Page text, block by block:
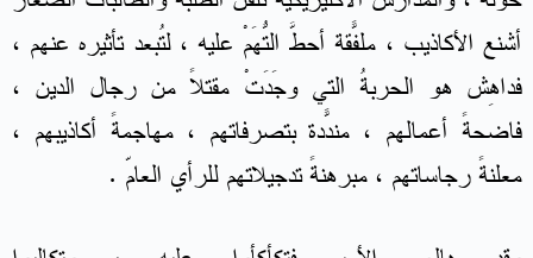
أشنع الأكاذيب ، ملفّقةً أحطَّ التُّهَمْ عليه ، لتُبعد تأثيره عنهم ،
فداهِش هو الحربةُ التي وجَدَتْ مقتلاً من رجال الدين ،
فاضحةً أعمالهم ، مندّدةً بتصرفاتهم ، مهاجمةً أكاذيبهم ،
معلنةً رجاساتهم ، مبرهنةً تدجيلاتهم للرأي العامّ .